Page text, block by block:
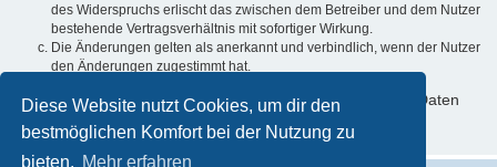
Diese Website nutzt Cookies, um dir den
bestmöglichen Komfort bei der Nutzung zu
bieten. Mehr erfahren
des Widerspruchs erlischt das zwischen dem Betreiber und dem Nutzer
bestehende Vertragsverhältnis mit sofortiger Wirkung.
Die Änderungen gelten als anerkannt und verbindlich, wenn der Nutzer
den Änderungen zugestimmt hat.
Informationen über den Umgang mit deinen persönlichen Daten
sind in der Datenschutzerklärung enthalten.